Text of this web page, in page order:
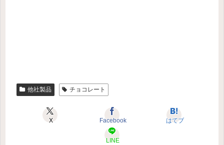
他社製品 チョコレート
X Facebook はてブ
LINE